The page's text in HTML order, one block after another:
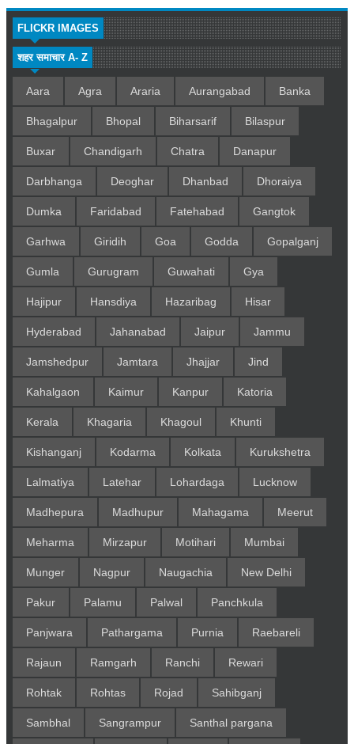
FLICKR IMAGES
शहर समाचार A- Z
Aara Agra Araria Aurangabad Banka
Bhagalpur Bhopal Biharsarif Bilaspur
Buxar Chandigarh Chatra Danapur
Darbhanga Deoghar Dhanbad Dhoraiya
Dumka Faridabad Fatehabad Gangtok
Garhwa Giridih Goa Godda Gopalganj
Gumla Gurugram Guwahati Gya
Hajipur Hansdiya Hazaribag Hisar
Hyderabad Jahanabad Jaipur Jammu
Jamshedpur Jamtara Jhajjar Jind
Kahalgaon Kaimur Kanpur Katoria
Kerala Khagaria Khagoul Khunti
Kishanganj Kodarma Kolkata Kurukshetra
Lalmatiya Latehar Lohardaga Lucknow
Madhepura Madhupur Mahagama Meerut
Meharma Mirzapur Motihari Mumbai
Munger Nagpur Naugachia New Delhi
Pakur Palamu Palwal Panchkula
Panjwara Pathargama Purnia Raebareli
Rajaun Ramgarh Ranchi Rewari
Rohtak Rohtas Rojad Sahibganj
Sambhal Sangrampur Santhal pargana